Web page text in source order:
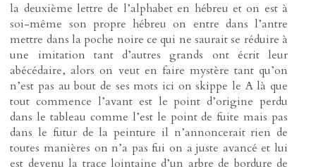
la deuxième lettre de l’alphabet en hébreu et on est à
soi-même son propre hébreu on entre dans l’antre
mettre dans la poche noire ce qui ne saurait se réduire à
une imitation tant d’autres grands ont écrit leur
abécédaire, alors on veut en faire mystère tant qu’on
n’est pas au bout de ses mots ici on skippe le A là que
tout commence l’avant est le point d’origine perdu
dans le tableau comme l’est le point de fuite mais pas
dans le futur de la peinture il n’annoncerait rien de
toutes manières on n’a pas fui on a juste avancé et lui
est devenu la trace lointaine d’un arbre de bordure de